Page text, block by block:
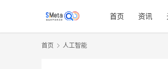
首页 资讯
首页 人工智能